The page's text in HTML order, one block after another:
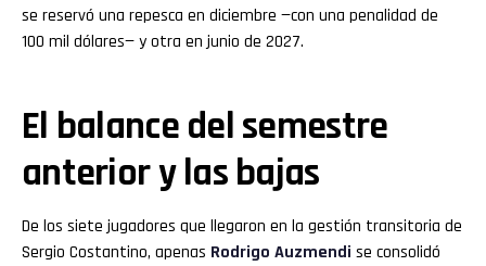
se reservó una repesca en diciembre —con una penalidad de
100 mil dólares— y otra en junio de 2027.
El balance del semestre
anterior y las bajas
De los siete jugadores que llegaron en la gestión transitoria de
Sergio Costantino, apenas Rodrigo Auzmendi se consolidó